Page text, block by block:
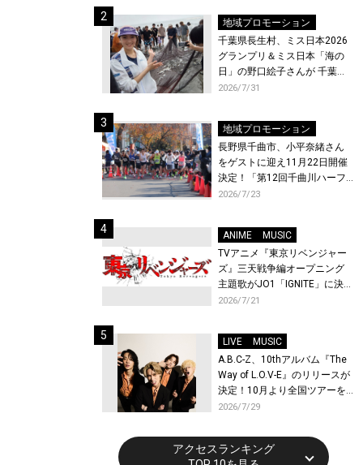
地域プロモーション
千葉県長生村、ミス日本2026
グランプリ＆ミス日本「海の
日」の野口絵子さんが 千葉県
唯一の村・長生村で地引網を
2026/7/31
地域プロモーション
長野県千曲市、小平奈緒さん
をゲストに迎え11月22日開催
決定！「第12回千曲川ハーフ
マラソン」エントリー受付開
2026/7/23
ANIME
MUSIC
TVアニメ『東京リベンジャー
ズ』三天戦争編オープニング
主題歌がJO1「IGNITE」に決
定！メンバー全員から喜びと
先行上映会を開催！
2026/7/21
LIVE
MUSIC
A.B.C-Z、10thアルバム『The
Way of L.O.V-E』のリリースが
決定！10月より全国ツアーを
開催！
2026/7/29
アクセスランキング